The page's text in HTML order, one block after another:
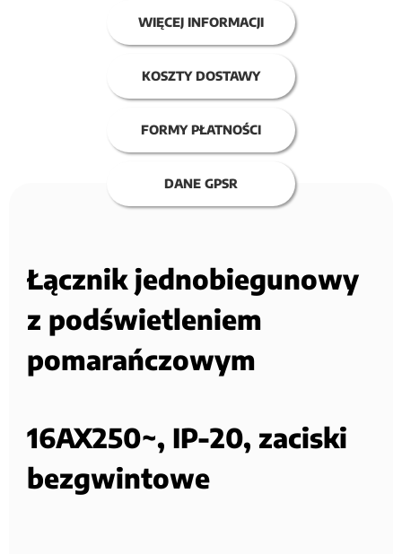
WIĘCEJ INFORMACJI
KOSZTY DOSTAWY
FORMY PŁATNOŚCI
DANE GPSR
Łącznik jednobiegunowy
z podświetleniem
pomarańczowym
16AX250~, IP-20, zaciski
bezgwintowe